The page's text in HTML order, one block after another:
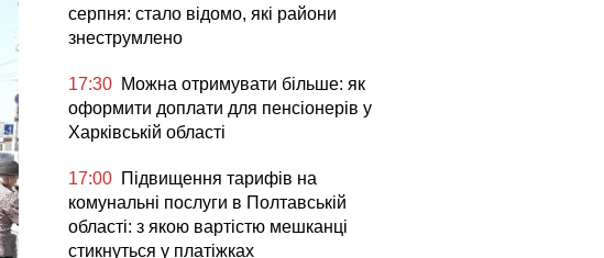
серпня: стало відомо, які райони
знеструмлено
17:30 Можна отримувати більше: як
оформити доплати для пенсіонерів у
Харківській області
17:00 Підвищення тарифів на
комунальні послуги в Полтавській
області: з якою вартістю мешканці
стикнуться у платіжках